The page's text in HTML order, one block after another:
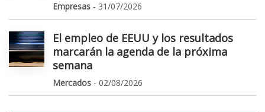
Empresas - 31/07/2026
El empleo de EEUU y los resultados
marcarán la agenda de la próxima
semana
Mercados - 02/08/2026